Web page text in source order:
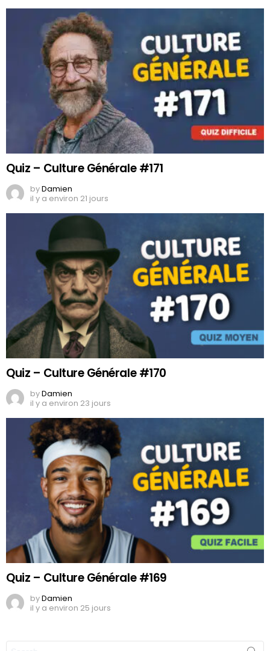
Quiz – Culture Générale #171
byDamien
il y a environ 21 jours
Quiz – Culture Générale #170
byDamien
il y a environ 23 jours
Quiz – Culture Générale #169
byDamien
il y a environ 25 jours